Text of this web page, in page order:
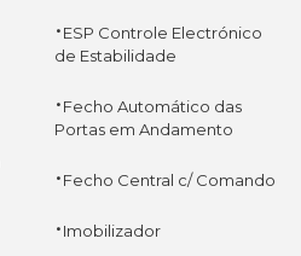
·ESP Controle Electrónico
de Estabilidade
·Fecho Automático das
Portas em Andamento
·Fecho Central c/ Comando
·Imobilizador